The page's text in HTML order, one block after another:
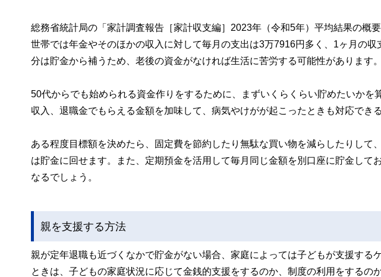
総務省統計局の「家計調査報告［家計収支編］2023年（令和5年）平均結果の概
世帯では年金やそのほかの収入に対して毎月の支出は3万7916円多く、1ヶ月の
分は貯金から補うため、老後の資金がなければ生活に苦労する可能性があります。
50代からでも始められる資金作りをするために、まずいくらくらい貯めたいかを
収入、退職金でもらえる金額を加味して、病気やけがが起こったときも対応でき
ある程度目標額を決めたら、固定費を節約したり無駄な買い物を減らしたりして
は貯金に回せます。また、定期預金を活用して毎月同じ金額を別口座に貯金して
なるでしょう。
親を支援する方法
親が定年退職も近づくなかで貯金がない場合、家庭によっては子どもが支援する
ときは、子どもの家庭状況に応じて金銭的支援をするのか、制度の利用をするの